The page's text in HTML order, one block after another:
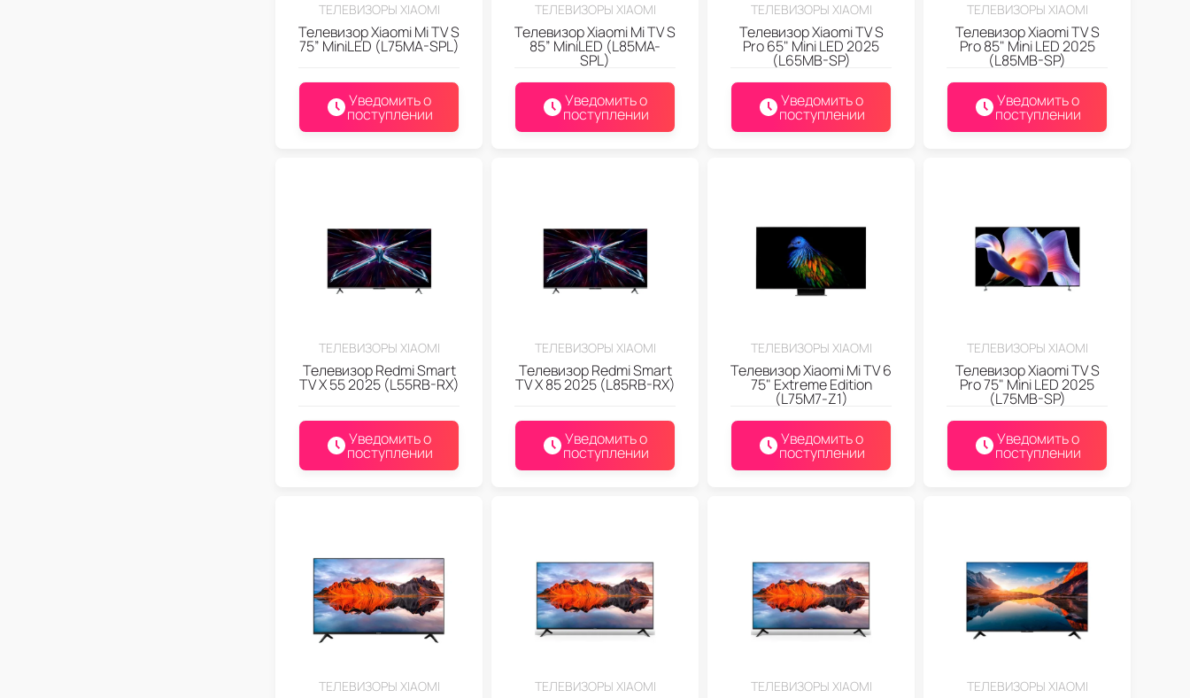
ТЕЛЕВИЗОРЫ XIAOMI
Телевизор Xiaomi Mi TV S
75” MiniLED (L75MA-SPL)
Уведомить о
поступлении
ТЕЛЕВИЗОРЫ XIAOMI
Телевизор Xiaomi Mi TV S
85” MiniLED (L85MA-
SPL)
Уведомить о
поступлении
ТЕЛЕВИЗОРЫ XIAOMI
Телевизор Xiaomi TV S
Pro 65" Mini LED 2025
(L65MB-SP)
Уведомить о
поступлении
ТЕЛЕВИЗОРЫ XIAOMI
Телевизор Xiaomi TV S
Pro 85" Mini LED 2025
(L85MB-SP)
Уведомить о
поступлении
ТЕЛЕВИЗОРЫ XIAOMI
Телевизор Redmi Smart
TV X 55 2025 (L55RB-RX)
Уведомить о
поступлении
ТЕЛЕВИЗОРЫ XIAOMI
Телевизор Redmi Smart
TV X 85 2025 (L85RB-RX)
Уведомить о
поступлении
ТЕЛЕВИЗОРЫ XIAOMI
Телевизор Xiaomi Mi TV 6
75" Extreme Edition
(L75M7-Z1)
Уведомить о
поступлении
ТЕЛЕВИЗОРЫ XIAOMI
Телевизор Xiaomi TV S
Pro 75" Mini LED 2025
(L75MB-SP)
Уведомить о
поступлении
ТЕЛЕВИЗОРЫ XIAOMI ТЕЛЕВИЗОРЫ XIAOMI ТЕЛЕВИЗОРЫ XIAOMI ТЕЛЕВИЗОРЫ XIAOMI